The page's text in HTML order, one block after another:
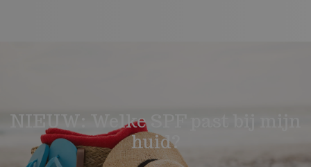
NIEUW: Welke SPF past bij mijn
huid?